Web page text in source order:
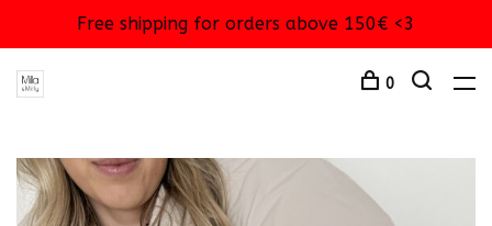
Free shipping for orders above 150€ <3
0